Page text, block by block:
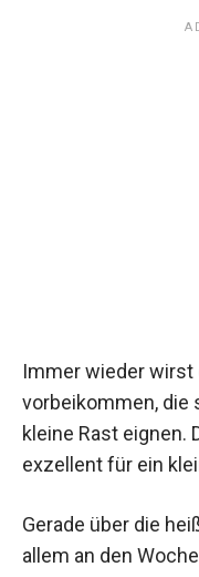
Immer wieder wirst
vorbeikommen, die
kleine Rast eignen.
exzellent für ein
Gerade über die
allem an den